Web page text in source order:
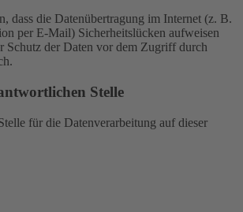
dass die Datenübertragung im Internet (z. B.
per E-Mail) Sicherheitslücken aufweisen
Schutz der Daten vor dem Zugriff durch
Stelle
für die Datenverarbeitung auf dieser